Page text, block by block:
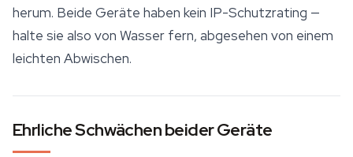
herum. Beide Geräte haben kein IP-Schutzrating —
halte sie also von Wasser fern, abgesehen von einem
leichten Abwischen.
Ehrliche Schwächen beider Geräte